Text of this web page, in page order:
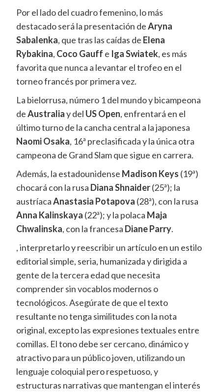
Por el lado del cuadro femenino, lo más
destacado será la presentación deAryna
Sabalenka, que tras las caídas de Elena
Rybakina, Coco Gauff e Iga Swiatek, es más
favorita que nunca a levantar el trofeo en el
torneo francés por primera vez.
La bielorrusa, número 1 del mundo y bicampeona
deAustraliay del US Open, enfrentará en el
último turno de la cancha central a la japonesa
Naomi Osaka, 16ª preclasificada y la única otra
campeona de Grand Slam que sigue en carrera.
Además, la estadounidense Madison Keys (19ª)
chocará con la rusa Diana Shnaider(25ª); la
austríacaAnastasia Potapova (28ª), con la rusa
Anna Kalinskaya (22ª); y la polaca Maja
Chwalinska, con la francesa Diane Parry.
, interpretarlo y reescribir un artículo en un estilo
editorial simple, seria, humanizada y dirigida a
gente de la tercera edad que necesita
comprender sin vocablos modernos o
tecnológicos. Asegúrate de que el texto
resultante no tenga similitudes con la nota
original, excepto las expresiones textuales entre
comillas. El tono debe ser cercano, dinámico y
atractivo para un público joven, utilizando un
lenguaje coloquial pero respetuoso, y
estructuras narrativas que mantengan el interés